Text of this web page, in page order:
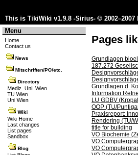
This is TikiWiki v1.9.8 -Sirius- © 2002–2007
Menu
Home
Contact us
News
Mitschriften/PO/etc.
Directory
Mediz. Uni. Wien
TU Wien
Uni Wien
Wiki
Wiki Home
Last changes
List pages
Sandbox
Blog
Pages
Grundlagen
187.272
Grundlagen d.
Information
LU GDBV
OOP (TU/
Praxisreport:
Rendering (TU/
title for building
VO Biochemie
VO
VO